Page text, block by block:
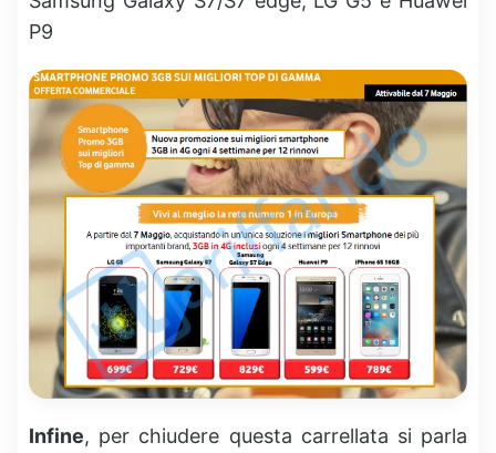
P9
Infine, per chiudere questa carrellata si parla